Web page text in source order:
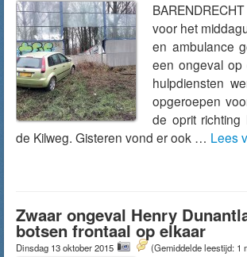
voor het
en ambulance
een ongeval op
hulpdiensten
opgeroepen
de oprit richting
de Kilweg. Gisteren vond er ook … Lees
Zwaar ongeval Henry
botsen frontaal op elkaar
Dinsdag 13 oktober 2015 (Gemiddelde leestijd: 1